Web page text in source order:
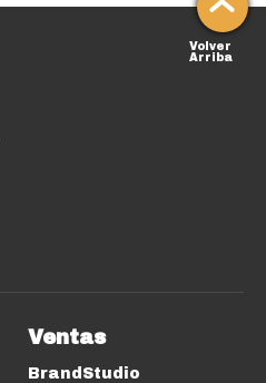
Volver
Arriba
Ventas
BrandStudio